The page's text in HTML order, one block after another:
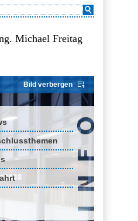
Michael Freitag
Bild verbergen